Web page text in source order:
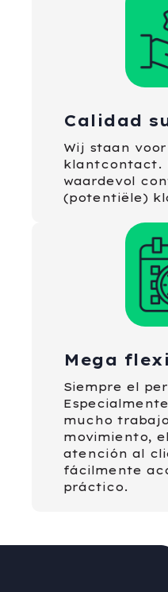
Calidad
Wij staan
klantcontact.
waardevol
(potentiële)
Mega
Siempre el
mucho
movimiento,
atención al
fácilmente
práctico.